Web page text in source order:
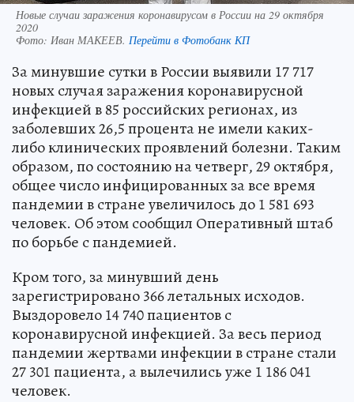
Новые случаи заражения коронавирусом в России на 29 октября
2020
Фото: Иван МАКЕЕВ. Перейти в Фотобанк КП
За минувшие сутки в России выявили 17 717
новых случая заражения коронавирусной
инфекцией в 85 российских регионах, из
заболевших 26,5 процента не имели каких-
либо клинических проявлений болезни. Таким
образом, по состоянию на четверг, 29 октября,
общее число инфицированных за все время
пандемии в стране увеличилось до 1 581 693
человек. Об этом сообщил Оперативный штаб
по борьбе с пандемией.
Кром того, за минувший день
зарегистрировано 366 летальных исходов.
Выздоровело 14 740 пациентов с
коронавирусной инфекцией. За весь период
пандемии жертвами инфекции в стране стали
27 301 пациента, а вылечились уже 1 186 041
человек.